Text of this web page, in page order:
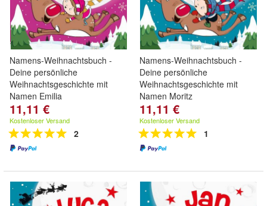
Namens-Weihnachtsbuch -
Deine persönliche
Weihnachtsgeschichte mit
Namen Emilia
11,11 €
Kostenloser Versand
2
Namens-Weihnachtsbuch -
Deine persönliche
Weihnachtsgeschichte mit
Namen Moritz
11,11 €
Kostenloser Versand
1